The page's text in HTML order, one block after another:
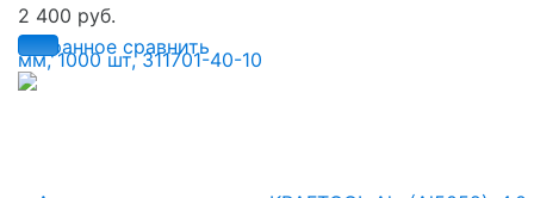
избранное сравнить
2 400 руб.